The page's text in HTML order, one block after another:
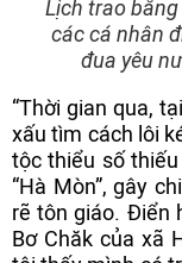
Lịch trao
các cá nhân
đua yêu
“Thời gian qua,
xấu tìm cách lôi
tộc thiểu số
“Hà Mòn”, gây
rẽ tôn giáo. Điển
Bơ Chăk của xã